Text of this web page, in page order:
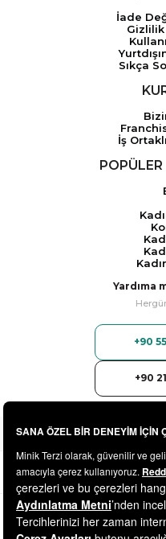
İade
Sıkça
İş
Yardıma
+90
+90
© 2025